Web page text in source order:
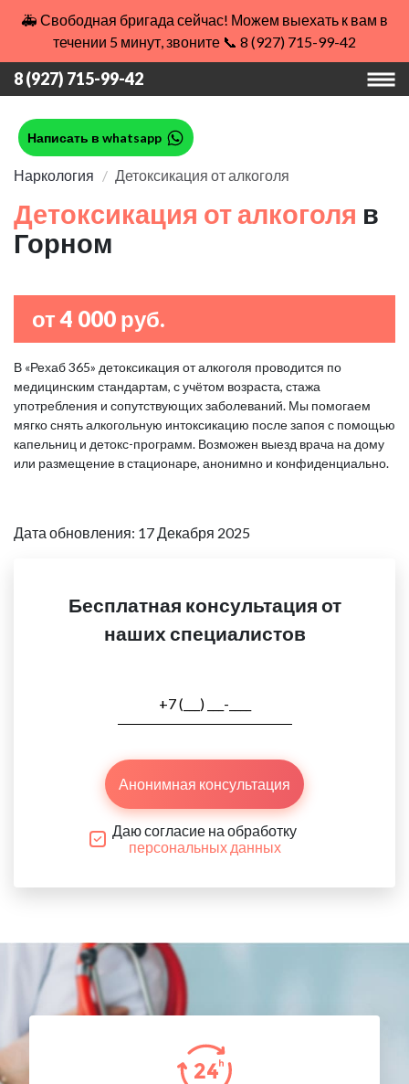
🚑 Свободная бригада сейчас! Можем выехать к вам в
течении 5 минут, звоните 📞 8 (927) 715-99-42
8 (927) 715-99-42
Написать в whatsapp
Наркология Детоксикация от алкоголя
Детоксикация от алкоголя в
Горном
от 4 000 руб.
В «Рехаб 365» детоксикация от алкоголя проводится по
медицинским стандартам, с учётом возраста, стажа
употребления и сопутствующих заболеваний. Мы помогаем
мягко снять алкогольную интоксикацию после запоя с помощью
капельниц и детокс-программ. Возможен выезд врача на дому
или размещение в стационаре, анонимно и конфиденциально.
Дата обновления: 17 Декабря 2025
Бесплатная консультация от
наших специалистов
Анонимная консультация
Даю согласие на обработку
персональных данных